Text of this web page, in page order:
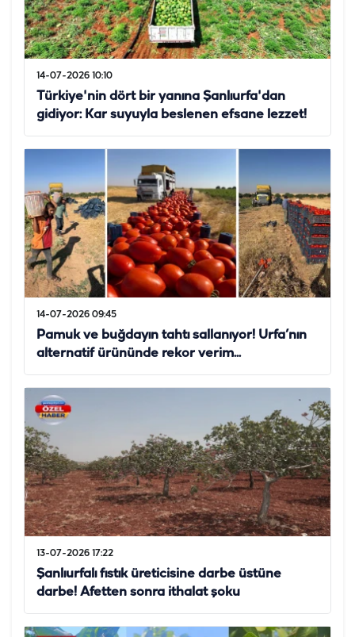
14-07-2026 10:10
Türkiye'nin dört bir yanına Şanlıurfa'dan
gidiyor: Kar suyuyla beslenen efsane lezzet!
14-07-2026 09:45
Pamuk ve buğdayın tahtı sallanıyor! Urfa’nın
alternatif ürününde rekor verim...
13-07-2026 17:22
Şanlıurfalı fıstık üreticisine darbe üstüne
darbe! Afetten sonra ithalat şoku